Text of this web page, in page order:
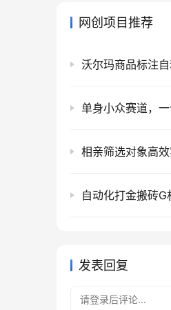
网创项目推荐
发表回复
请登录后评论...